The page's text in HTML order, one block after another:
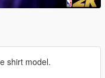
shirt model.